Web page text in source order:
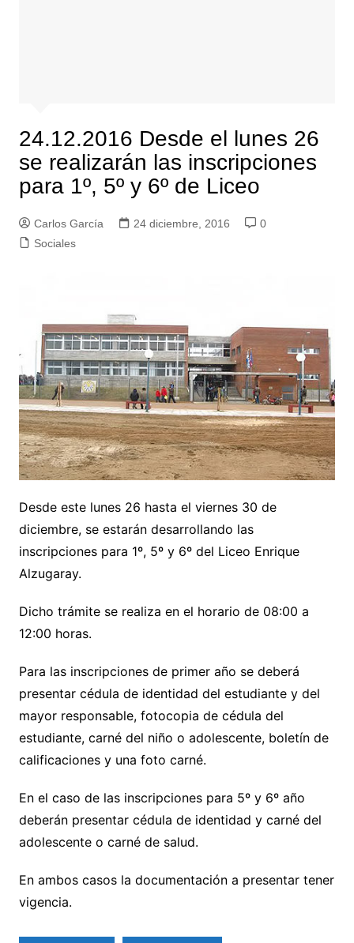
24.12.2016 Desde el lunes 26
se realizarán las inscripciones
para 1º, 5º y 6º de Liceo
Carlos García 24 diciembre, 2016
0
Sociales
Desde este lunes 26 hasta el viernes 30 de
diciembre, se estarán desarrollando las
inscripciones para 1º, 5º y 6º del Liceo Enrique
Alzugaray.
Dicho trámite se realiza en el horario de 08:00 a
12:00 horas.
Para las inscripciones de primer año se deberá
presentar cédula de identidad del estudiante y del
mayor responsable, fotocopia de cédula del
estudiante, carné del niño o adolescente, boletín de
calificaciones y una foto carné.
En el caso de las inscripciones para 5º y 6º año
deberán presentar cédula de identidad y carné del
adolescente o carné de salud.
En ambos casos la documentación a presentar tener
vigencia.